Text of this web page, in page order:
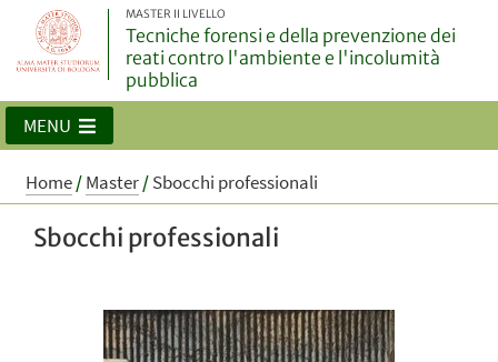
MASTER II LIVELLO
Tecniche forensi e della prevenzione dei
reati contro l'ambiente e l'incolumità
pubblica
MENU
Home/Master/Sbocchi professionali
Sbocchi professionali